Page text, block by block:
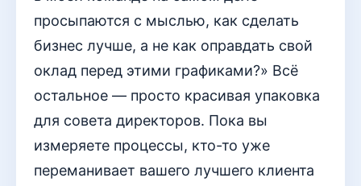
просыпаются с мыслью, как сделать
бизнес лучше, а не как оправдать свой
оклад перед этими графиками?» Всё
остальное — просто красивая упаковка
для совета директоров. Пока вы
измеряете процессы, кто-то уже
переманивает вашего лучшего клиента